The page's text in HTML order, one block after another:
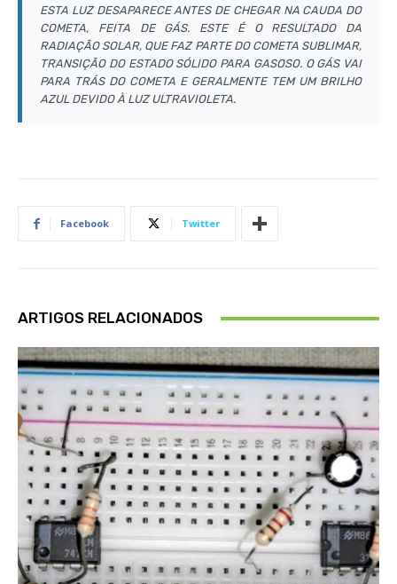
ESTA LUZ DESAPARECE ANTES DE CHEGAR NA CAUDA DO
COMETA, FEITA DE GÁS. ESTE É O RESULTADO DA
RADIAÇÃO SOLAR, QUE FAZ PARTE DO COMETA SUBLIMAR,
TRANSIÇÃO DO ESTADO SÓLIDO PARA GASOSO. O GÁS VAI
PARA TRÁS DO COMETA E GERALMENTE TEM UM BRILHO
AZUL DEVIDO À LUZ ULTRAVIOLETA.
Facebook Twitter
ARTIGOS RELACIONADOS